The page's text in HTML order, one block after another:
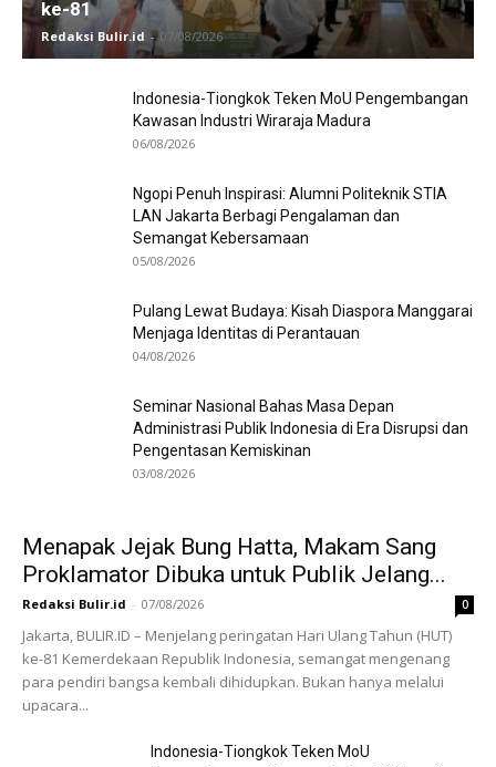
ke-81
Redaksi Bulir.id - 07/08/2026
Indonesia-Tiongkok Teken MoU Pengembangan
Kawasan Industri Wiraraja Madura
06/08/2026
Ngopi Penuh Inspirasi: Alumni Politeknik STIA
LAN Jakarta Berbagi Pengalaman dan
Semangat Kebersamaan
05/08/2026
Pulang Lewat Budaya: Kisah Diaspora Manggarai
Menjaga Identitas di Perantauan
04/08/2026
Seminar Nasional Bahas Masa Depan
Administrasi Publik Indonesia di Era Disrupsi dan
Pengentasan Kemiskinan
03/08/2026
Menapak Jejak Bung Hatta, Makam Sang
Proklamator Dibuka untuk Publik Jelang...
Redaksi Bulir.id - 07/08/2026 0
Jakarta, BULIR.ID – Menjelang peringatan Hari Ulang Tahun (HUT)
ke-81 Kemerdekaan Republik Indonesia, semangat mengenang
para pendiri bangsa kembali dihidupkan. Bukan hanya melalui
upacara...
Indonesia-Tiongkok Teken MoU